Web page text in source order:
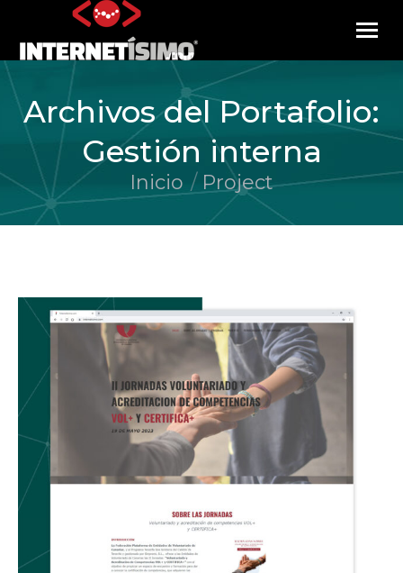
Archivos del Portafolio:
Gestión interna
Estás aquí:
Inicio Project